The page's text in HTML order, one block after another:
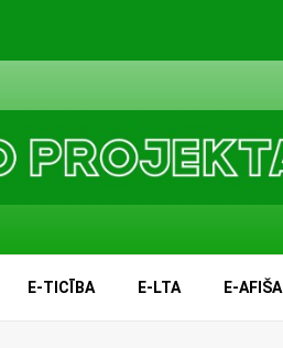
E-TICĪBA E-LTA E-AFIŠA